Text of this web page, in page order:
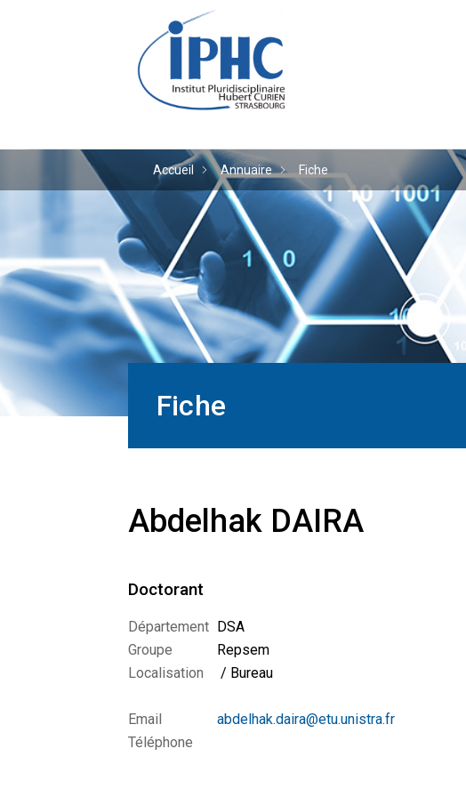
Institut pluridisciplinaire
Accueil Annuaire Fiche
Fiche
Abdelhak DAIRA
Doctorant
Département DSA
Groupe
Repsem
Localisation
/ Bureau
Email
abdelhak.daira@etu.unistra.fr
Téléphone